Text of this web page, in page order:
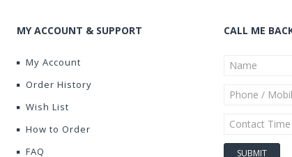
MY ACCOUNT & SUPPORT
My Account
Order History
Wish List
How to Order
FAQ
CALL ME